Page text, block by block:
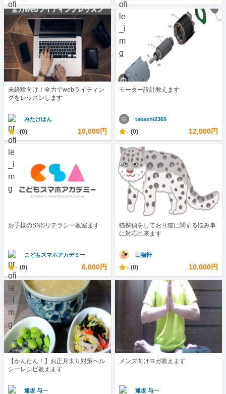
未経験向け！全力でwebライティン
グをレッスンします
みたけはん
- (0) 10,000円
モーター設計教えます
takashi2365
- (0) 12,000円
お子様のSNSリテラシー教室ます
こどもスマホアカデミー
- (0) 6,000円
猫探偵をしており猫に関する悩み事
に対応出来ます
山猫軒
- (0) 10,000円
【かんたん！】お正月太り対策ヘル
シーレシピ教えます
逢坂 与一
メンズ向けヨガ教えます
逢坂 与一